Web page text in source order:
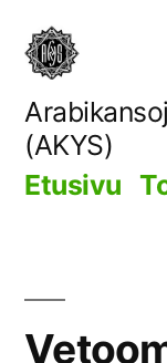
Siirry
sisältöön
(AKYS)
Etusivu